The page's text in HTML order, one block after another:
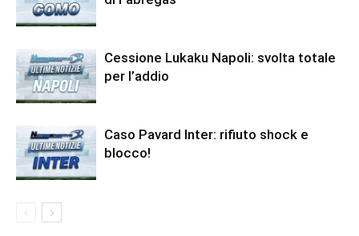
Cessione Lukaku Napoli: svolta totale
per l’addio
Caso Pavard Inter: rifiuto shock e
blocco!